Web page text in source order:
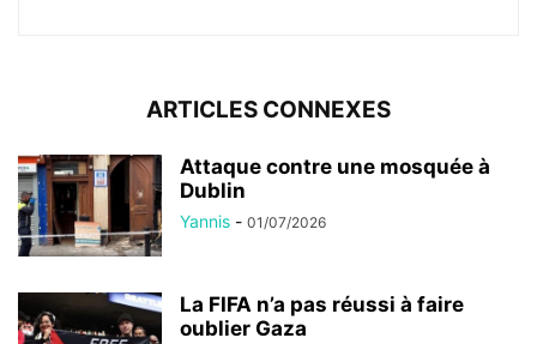
ARTICLES CONNEXES
Attaque contre une mosquée à
Dublin
Yannis - 01/07/2026
La FIFA n’a pas réussi à faire
oublier Gaza